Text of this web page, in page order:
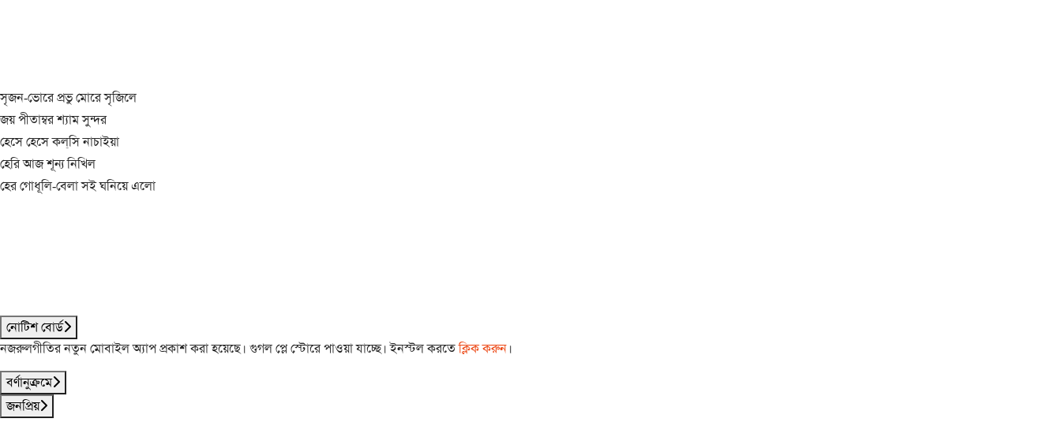
সৃজন-ভোরে প্রভু মোরে সৃজিলে
জয় পীতাম্বর শ্যাম সুন্দর
হেসে হেসে কল্‌সি নাচাইয়া
হেরি আজ শূন্য নিখিল
হের গোধূলি-বেলা সই ঘনিয়ে এলো
নোটিশ বোর্ড
নজরুলগীতির নতুন মোবাইল অ্যাপ প্রকাশ করা হয়েছে। গুগল প্লে স্টোরে পাওয়া যাচ্ছে। ইনস্টল করতেক্লিক করুন।
বর্ণানুক্রমে
জনপ্রিয়